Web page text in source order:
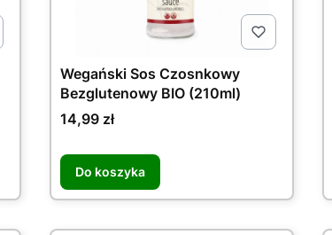
Wegański Sos Czosnkowy
Bezglutenowy BIO (210ml)
Cena
14,99 zł
Do koszyka